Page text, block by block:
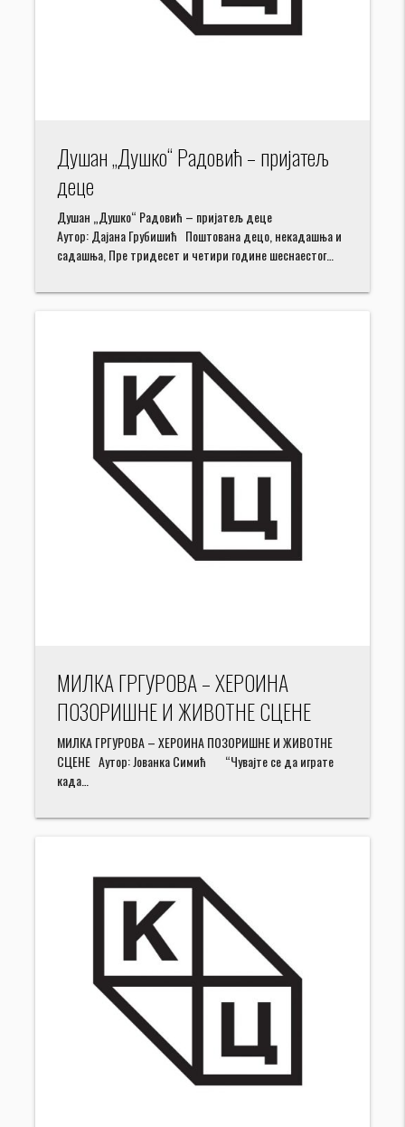
Душан „Душко“ Радовић – пријатељ
деце
Душан „Душко“ Радовић – пријатељ деце
Аутор: Дајана Грубишић Поштована децо, некадашња и
садашња, Пре тридесет и четири године шеснаестог…
МИЛКА ГРГУРОВА – ХЕРОИНА
ПОЗОРИШНЕ И ЖИВОТНЕ СЦЕНЕ
МИЛКА ГРГУРОВА – ХЕРОИНА ПОЗОРИШНЕ И ЖИВОТНЕ
СЦЕНЕ Аутор: Јованка Симић “Чувајте се да играте
када…